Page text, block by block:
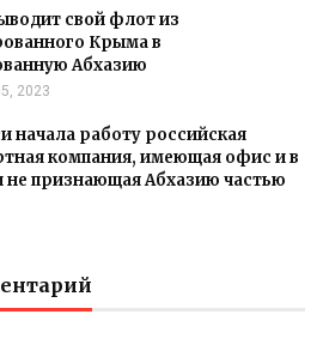
свой флот из
Крыма в
Абхазию
2023
начала работу российская
компания, имеющая офис и в
не признающая Абхазию частью